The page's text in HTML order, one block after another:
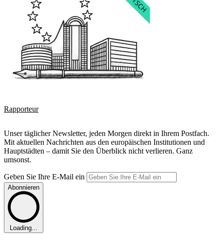
Rapporteur
Unser täglicher Newsletter, jeden Morgen direkt in Ihrem Postfach.
Mit aktuellen Nachrichten aus den europäischen Institutionen und
Hauptstädten – damit Sie den Überblick nicht verlieren. Ganz
umsonst.
Geben Sie Ihre E-Mail ein
Abonnieren
Loading...